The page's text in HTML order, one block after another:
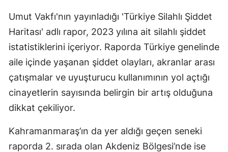
Umut Vakfı'nın yayınladığı 'Türkiye Silahlı Şiddet
Haritası' adlı rapor, 2023 yılına ait silahlı şiddet
istatistiklerini içeriyor. Raporda Türkiye genelinde
aile içinde yaşanan şiddet olayları, akranlar arası
çatışmalar ve uyuşturucu kullanımının yol açtığı
cinayetlerin sayısında belirgin bir artış olduğuna
dikkat çekiliyor.
Kahramanmaraş’ın da yer aldığı geçen seneki
raporda 2. sırada olan Akdeniz Bölgesi’nde ise